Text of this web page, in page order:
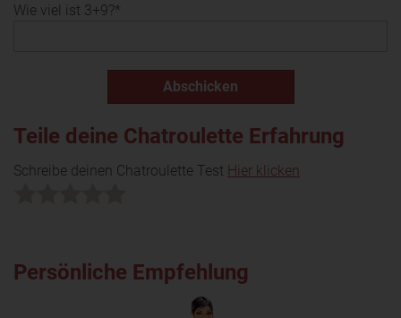
Wie viel ist 3+9?*
Teile deine Chatroulette Erfahrung
Schreibe deinen Chatroulette Test Hier klicken
Persönliche Empfehlung